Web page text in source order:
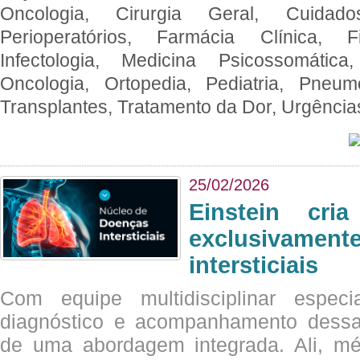
Oncologia, Cirurgia Geral,
Perioperatórios, Farmácia Clínica,
Infectologia, Medicina
Oncologia, Ortopedia, Pediatria,
Transplantes, Tratamento da Dor,
25/02/2026
Einstein
intersticiais
Com equipe multidisciplinar
diagnóstico e acompanhamento
de uma abordagem integrada. Ali,